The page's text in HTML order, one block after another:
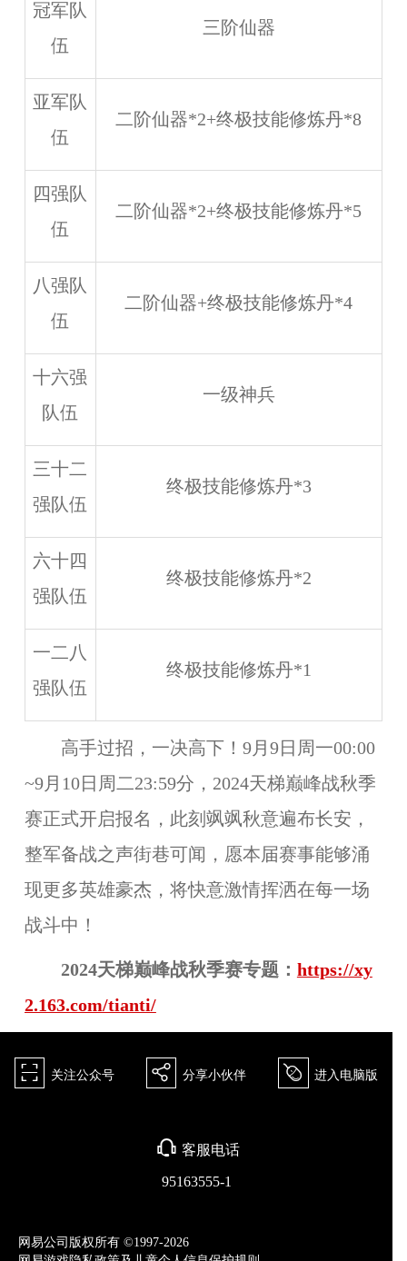
冠军队
伍
三阶仙器
亚军队
伍
二阶仙器*2+终极技能修炼丹*8
四强队
伍
二阶仙器*2+终极技能修炼丹*5
八强队
伍
二阶仙器+终极技能修炼丹*4
十六强
队伍
一级神兵
三十二
强队伍
终极技能修炼丹*3
六十四
强队伍
终极技能修炼丹*2
一二八
强队伍
终极技能修炼丹*1
高手过招，一决高下！9月9日周一00:00
~9月10日周二23:59分，2024天梯巅峰战秋季
赛正式开启报名，此刻飒飒秋意遍布长安，
整军备战之声街巷可闻，愿本届赛事能够涌
现更多英雄豪杰，将快意激情挥洒在每一场
战斗中！
2024天梯巅峰战秋季赛专题： https://xy
2.163.com/tianti/
򰀁 关注公众号 򰀂 分享小伙伴 򰀄 进入电脑版
򰀃 客服电话
95163555-1
网易公司版权所有 ©1997-2026